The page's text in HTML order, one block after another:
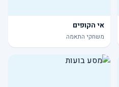
אי הקופים
משחקי התאמה